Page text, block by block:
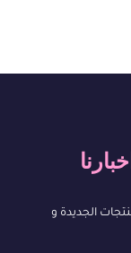
الجديدة و